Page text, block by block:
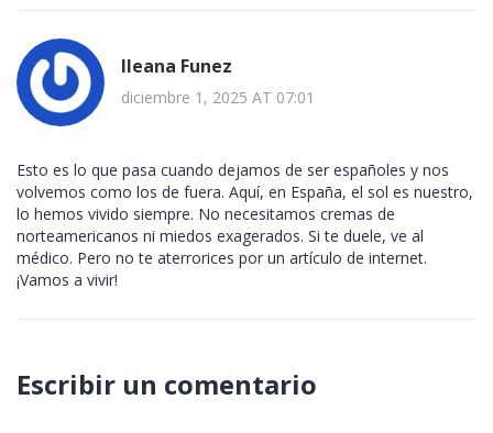
Ileana Funez
diciembre 1, 2025 AT 07:01
Esto es lo que pasa cuando dejamos de ser españoles y nos
volvemos como los de fuera. Aquí, en España, el sol es nuestro,
lo hemos vivido siempre. No necesitamos cremas de
norteamericanos ni miedos exagerados. Si te duele, ve al
médico. Pero no te aterrorices por un artículo de internet.
¡Vamos a vivir!
Escribir un comentario